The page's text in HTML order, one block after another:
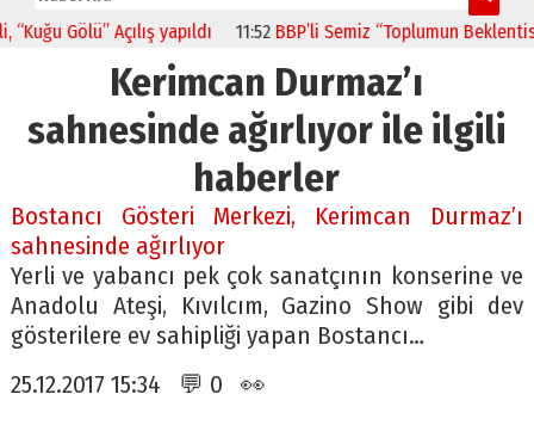
Gölü” Açılış yapıldı 11:52 BBP’li Semiz “Toplumun Beklentisi
Kerimcan Durmaz’ı
sahnesinde ağırlıyor ile ilgili
haberler
Bostancı Gösteri Merkezi, Kerimcan Durmaz’ı
sahnesinde ağırlıyor
Yerli ve yabancı pek çok sanatçının konserine ve
Anadolu Ateşi, Kıvılcım, Gazino Show gibi dev
gösterilere ev sahipliği yapan Bostancı…
25.12.2017 15:34 💬 0 👀